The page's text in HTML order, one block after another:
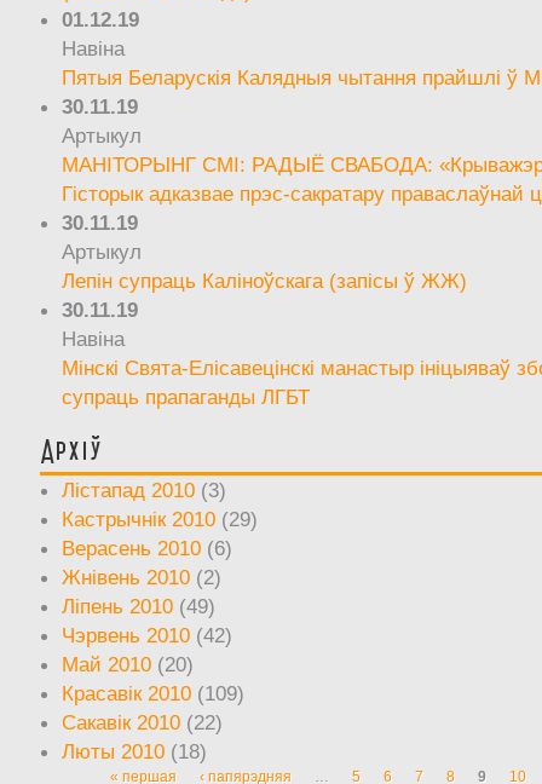
01.12.19
Навіна
Пятыя Беларускія Калядныя чытання прайшлі ў
30.11.19
Артыкул
МАНІТОРЫНГ СМІ: РАДЫЁ СВАБОДА:
Гісторык адказвае прэс-сакратару праваслаўнай
30.11.19
Артыкул
Лепін супраць Каліноўскага (запісы ў ЖЖ)
30.11.19
Навіна
Мінскі Свята-Елісавецінскі манастыр ініцыяваў
супраць прапаганды ЛГБТ
Архіў
Лістапад 2010 (3)
Кастрычнік 2010 (29)
Верасень 2010 (6)
Жнівень 2010 (2)
Ліпень 2010 (49)
Чэрвень 2010 (42)
Май 2010 (20)
Красавік 2010 (109)
Сакавік 2010 (22)
Люты 2010 (18)
« першая ‹ папярэдняя … 5 6 7 8 9
10